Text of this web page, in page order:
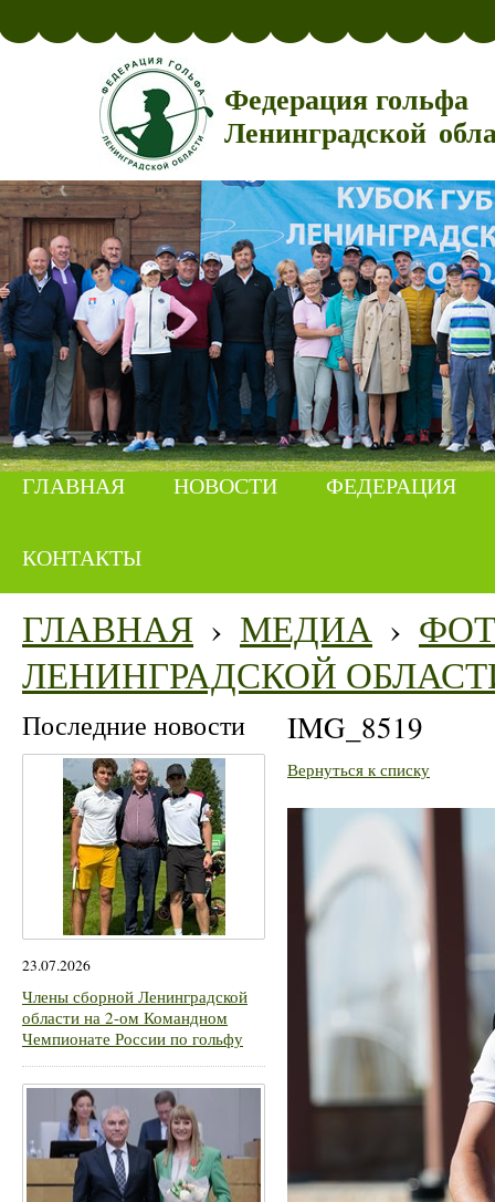
Федерация гольфа
Ленинградской
ГЛАВНАЯ НОВОСТИ ФЕДЕРАЦИЯ
КОНТАКТЫ
ГЛАВНАЯ › МЕДИА ›
ЛЕНИНГРАДСКОЙ
Последние новости
23.07.2026
Члены сборной Ленинградской
области на 2-ом Командном
Чемпионате России по гольфу
IMG_8519
Вернуться к списку